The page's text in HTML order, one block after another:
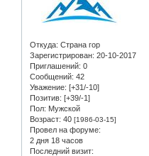
Откуда: Страна гор
Зарегистрирован: 20-10-2017
Приглашений: 0
Сообщений: 42
Уважение: [+31/-10]
Позитив: [+39/-1]
Пол: Мужской
Возраст: 40 [1986-03-15]
Провел на форуме:
2 дня 18 часов
Последний визит: